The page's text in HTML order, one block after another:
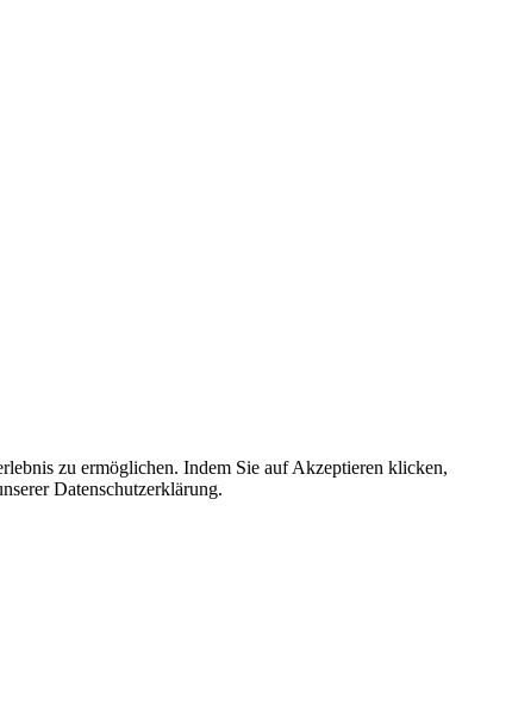
zu ermöglichen. Indem Sie auf Akzeptieren klicken,
Datenschutzerklärung.